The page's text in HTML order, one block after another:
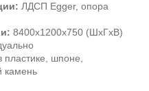
ЛДСП Egger, опора
8400х1200х750 (ШхГхВ)
шпоне,
камень